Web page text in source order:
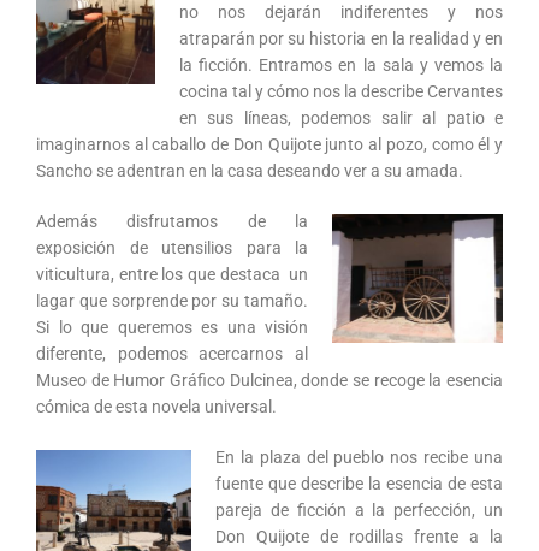
no nos dejarán indiferentes y nos
atraparán por su historia en la realidad y en
la ficción. Entramos en la sala y vemos la
cocina tal y cómo nos la describe Cervantes
en sus líneas, podemos salir al patio e
imaginarnos al caballo de Don Quijote junto al pozo, como él y
Sancho se adentran en la casa deseando ver a su amada.
Además disfrutamos de la
exposición de utensilios para la
viticultura, entre los que destaca un
lagar que sorprende por su tamaño.
Si lo que queremos es una visión
diferente, podemos acercarnos al
Museo de Humor Gráfico Dulcinea, donde se recoge la esencia
cómica de esta novela universal.
En la plaza del pueblo nos recibe una
fuente que describe la esencia de esta
pareja de ficción a la perfección, un
Don Quijote de rodillas frente a la